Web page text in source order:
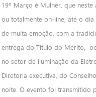
19º Março é Mulher, que
ou totalmente on-line, até o
de muita emoção, com a
entrega do Título do Mérito,
no setor de iluminação da
Diretoria executiva, do
noite. O evento foi transmitido